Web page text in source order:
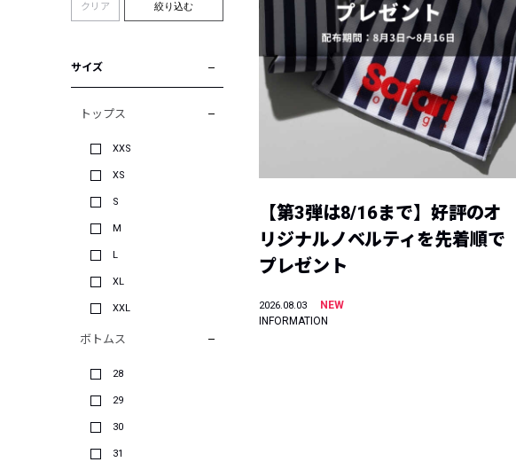
クリア 絞り込む
サイズ
トップス
XXS
XS
S
M
L
XL
XXL
ボトムス
28
29
30
31
【第3弾は8/16まで】好評のオ
リジナルノベルティを先着順で
プレゼント
2026.08.03
NEW
INFORMATION